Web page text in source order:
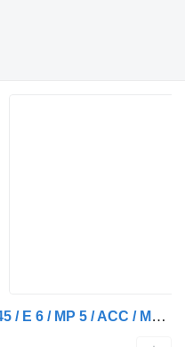
Mercedes-Benz ACTROS / 1845 / E 6 / MP 5 / ACC / MEGA / LOW DECK / RETARDER /